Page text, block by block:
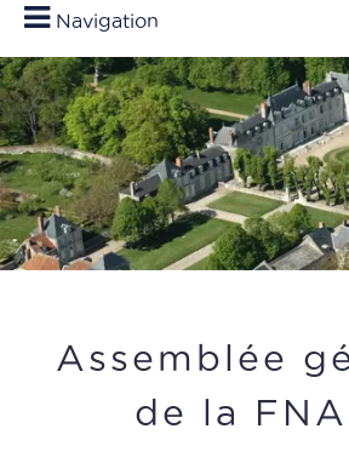
Navigation
Assemblée
de la